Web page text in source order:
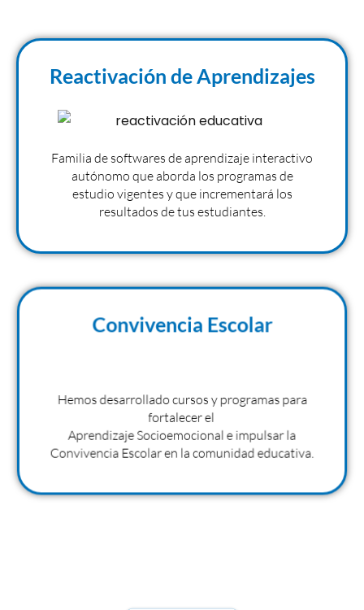
Reactivación de Aprendizajes
Familia de softwares de aprendizaje interactivo
autónomo que aborda los programas de
estudio vigentes y que incrementará los
resultados de tus estudiantes.
Convivencia Escolar
Hemos desarrollado cursos y programas para
fortalecer el
Aprendizaje Socioemocional e impulsar la
Convivencia Escolar en la comunidad educativa.